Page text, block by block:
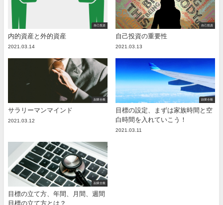
自己投資
内的資産と外的資産
2021.03.14
自己投資
自己投資の重要性
2021.03.13
副業全般
サラリーマンマインド
2021.03.12
副業全般
目標の設定、まずは家族時間と空
白時間を入れていこう！
2021.03.11
副業全般
目標の立て方、年間、月間、週間
目標の立て方とは？